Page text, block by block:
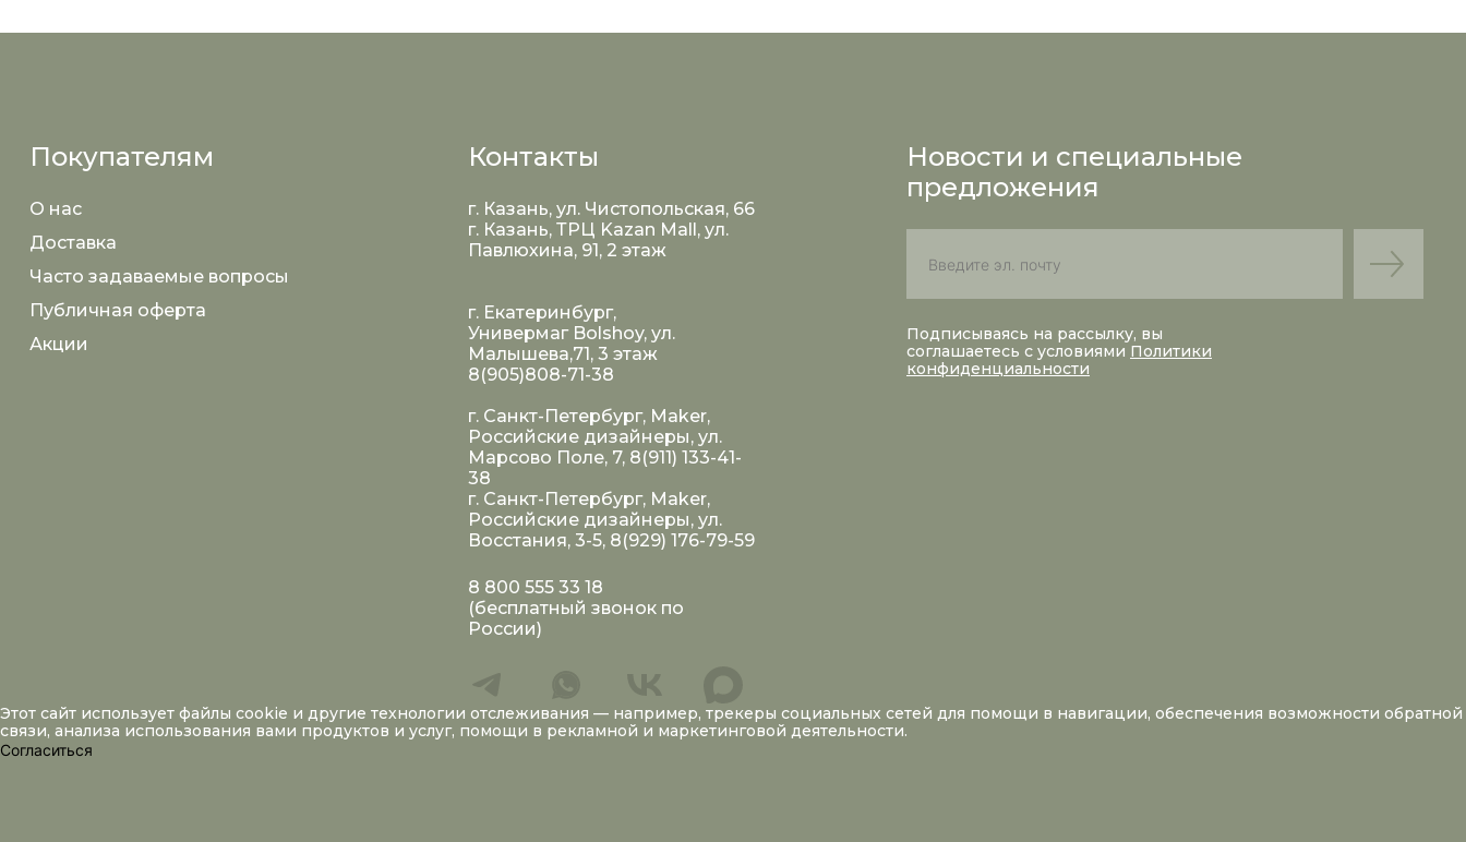
Покупателям
О нас
Доставка
Часто задаваемые вопросы
Публичная оферта
Акции
Контакты
г. Казань, ул. Чистопольская, 66
г. Казань, ТРЦ Kazan Mall, ул.
Павлюхина, 91, 2 этаж
г. Екатеринбург,
Универмаг Bolshoy, ул.
Малышева,71, 3 этаж
8(905)808-71-38
г. Санкт-Петербург, Maker,
Российские дизайнеры, ул.
Марсово Поле, 7, 8(911) 133-41-
38
г. Санкт-Петербург, Maker,
Российские дизайнеры, ул.
Восстания, 3-5, 8(929) 176-79-59
8 800 555 33 18
(бесплатный звонок по
России)
Новости и специальные
предложения
Подписываясь на рассылку, вы
соглашаетесь с условиями Политики
конфиденциальности
Этот сайт использует файлы cookie и другие технологии отслеживания — например, трекеры социальных сетей для помощи в навигации, обеспечения возможности обратной
связи, анализа использования вами продуктов и услуг, помощи в рекламной и маркетинговой деятельности.
Согласиться